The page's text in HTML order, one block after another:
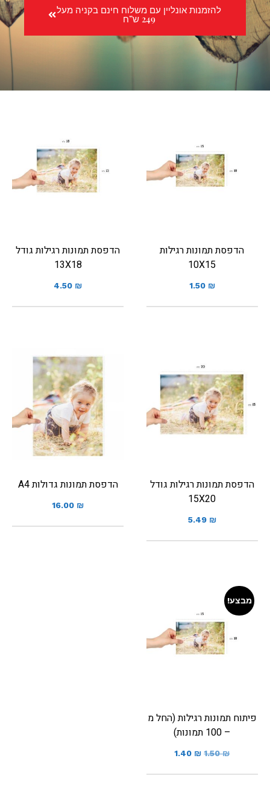
להזמנות אונליין עם משלוח חינם בקניה מעל
249 ש”ח
הדפסת תמונות רגילות
10X15
1.50 ₪
הדפסת תמונות רגילות גודל
13X18
4.50 ₪
הדפסת תמונות רגילות גודל
15X20
5.49 ₪
הדפסת תמונות גדולות A4
16.00 ₪
מבצע!
פיתוח תמונות רגילות (החל מ
– 100 תמונות)
1.50₪
1.40 ₪